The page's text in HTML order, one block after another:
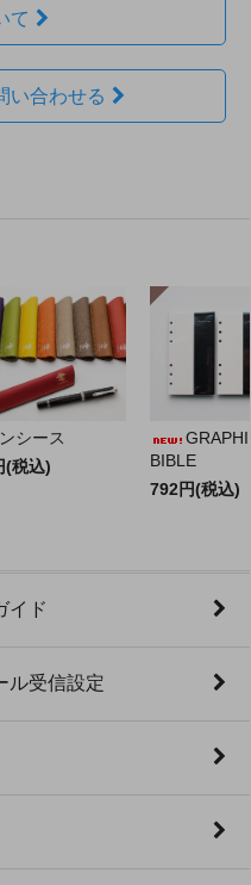
て
い合わせる
シース
(税込)
BIBLE
792円(税込)
イド
ル受信設定